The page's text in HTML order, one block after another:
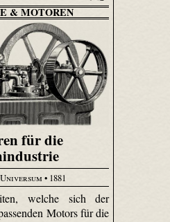
& MOTOREN
für die
• 1881
welche sich der
Motors für die